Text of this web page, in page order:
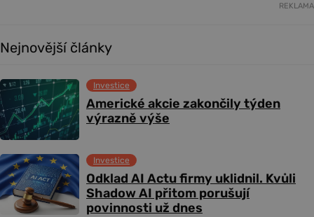
REKLAMA
Nejnovější články
Americké akcie zakončily týden
výrazně výše
Investice
Odklad AI Actu firmy uklidnil. Kvůli
Shadow AI přitom porušují
povinnosti už dnes
Investice